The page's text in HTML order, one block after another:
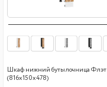
Шкаф нижний бутылочница Флэт
(816х150х478)